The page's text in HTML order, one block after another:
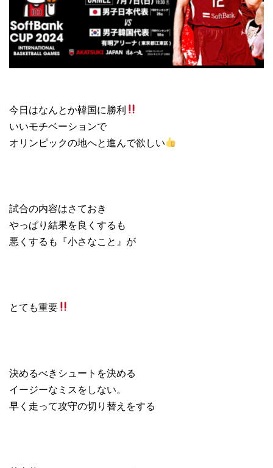
今日はなんとか韓国に勝利
いいモチベーションで
オリンピックの地へと進んで欲しい
試合の内容はさておき
やっぱり結果を良くするも
悪くするも『小さなこと』が
とても重要
決めるべきシュートを決める
イージーなミスをしない。
早く走って攻守の切り替えをする